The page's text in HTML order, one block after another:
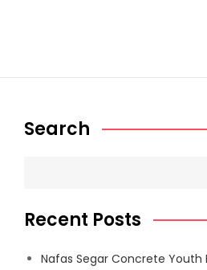
Search
Recent Posts
Nafas Segar Concrete Youth